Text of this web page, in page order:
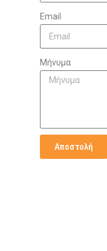
Email
Μήνυμα
Αποστολή